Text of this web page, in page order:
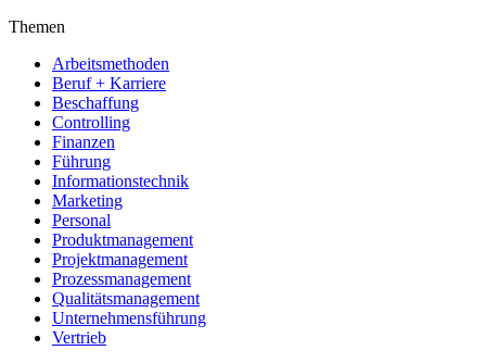
Themen
Arbeitsmethoden
Beruf + Karriere
Beschaffung
Controlling
Finanzen
Führung
Informationstechnik
Marketing
Personal
Produktmanagement
Projektmanagement
Prozessmanagement
Qualitätsmanagement
Unternehmensführung
Vertrieb